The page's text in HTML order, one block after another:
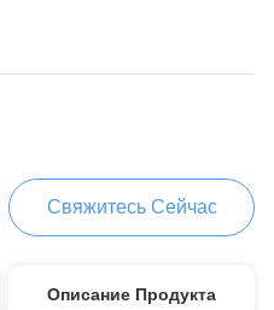
ЦенуСвяжитесь Сейчас
Описание Продукта